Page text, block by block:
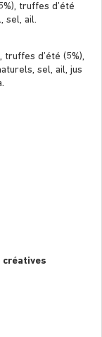
truffes d’été
sel, ail.
d’été (5%),
sel, ail, jus
créatives